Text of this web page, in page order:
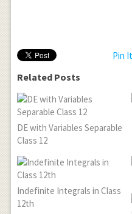
Pin It
Related Posts
DE with Variables Separable
Class 12
Indefinite Integrals in Class
12th